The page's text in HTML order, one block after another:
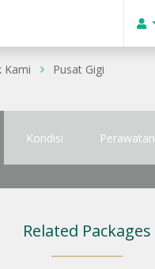
Kami Pusat Gigi
Kondisi Perawatan
Related Packages